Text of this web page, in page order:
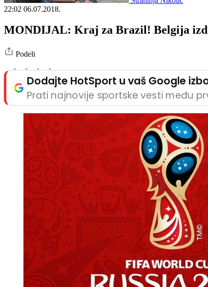
22:02 06.07.2018.
MONDIJAL: Kraj za Brazil! Belgija
Podeli
Dodajte HotSport u vaš Google
Prati najnovije sportske vesti među